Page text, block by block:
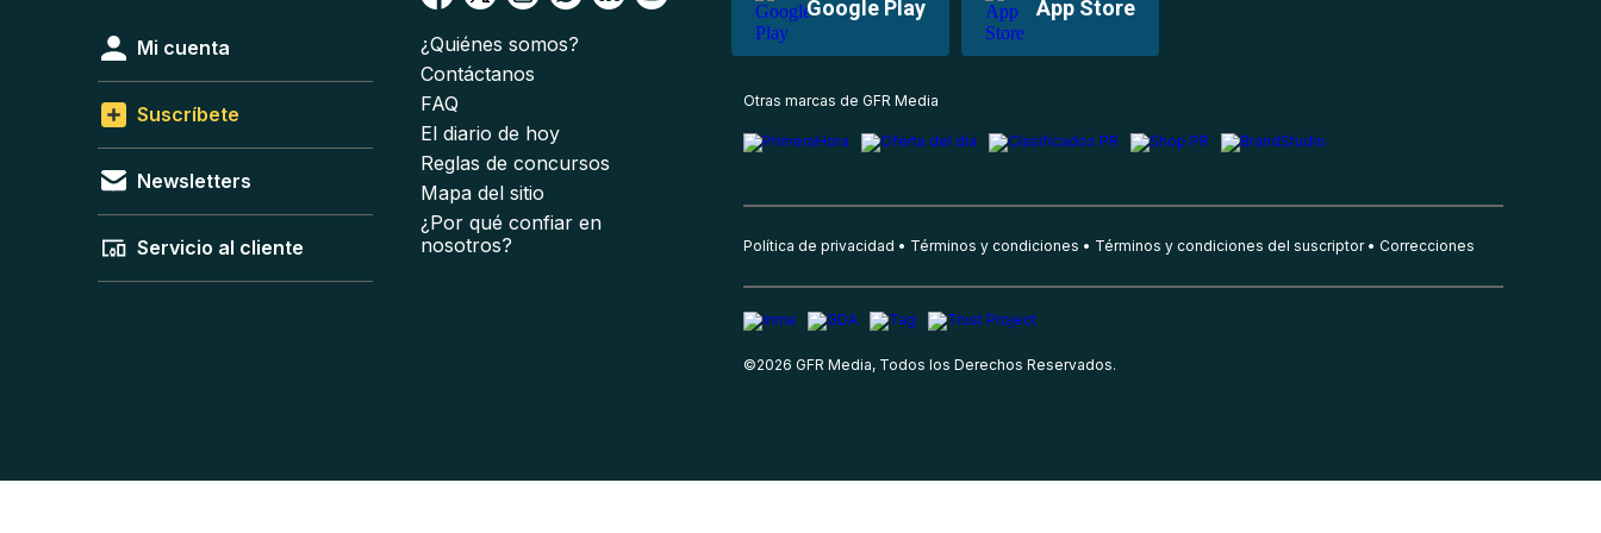
Google Play App Store
Mi cuenta
Suscríbete
Newsletters
Servicio al cliente
¿Quiénes somos?
Contáctanos
FAQ
El diario de hoy
Reglas de concursos
Mapa del sitio
¿Por qué confiar en
nosotros?
Otras marcas de GFR Media
Política de privacidad Términos y condiciones Términos y condiciones del suscriptor Correcciones
©2026 GFR Media, Todos los Derechos Reservados.